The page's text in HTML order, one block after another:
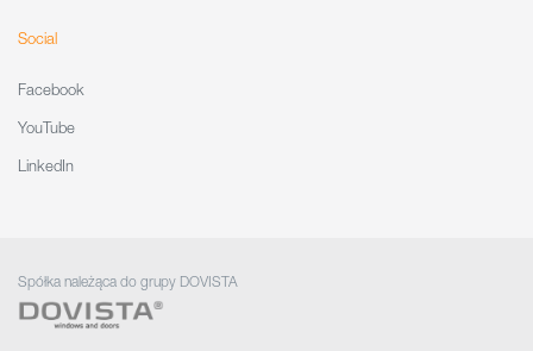
Social
Facebook
YouTube
LinkedIn
Spółka należąca do grupy DOVISTA